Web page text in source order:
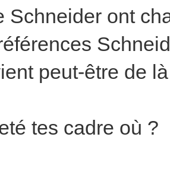
Schneider ont
peut-être de
tes cadre où ?